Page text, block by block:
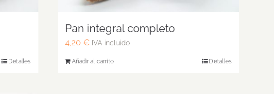
Detalles
Pan integral completo
4,20 € IVA incluido
Añadir al carrito Detalles